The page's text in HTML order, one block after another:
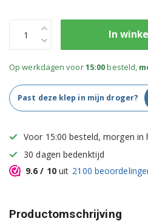
In
Op werkdagen voor15:00besteld,
Past deze klep in mijn droger?
Voor 15:00 besteld, morgen in
30 dagen bedenktijd
9.6 / 10uit 2100
Productomschrijving